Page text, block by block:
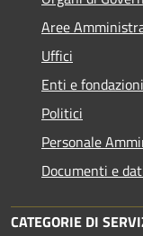
Aree
Uffici
Enti e fondazioni
Politici
Personale
Documenti e
CATEGORIE DI